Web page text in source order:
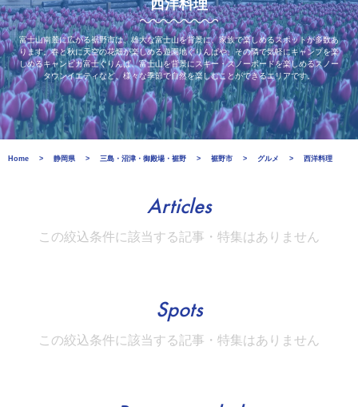
西洋料理
富士山南麓に広がる裾野市は、雄大な富士山を背景に、家族で楽しめるスポットが多数あ
ります。春と秋に天空の花畑が楽しめる遊園地ぐりんぱや、その隣で気軽にキャンプを楽
しめるキャンピカ富士ぐりんぱ、富士山を背景にスキー・スノーボードを楽しめるスノー
タウンイエティなど、様々な季節で自然を楽しむことができるエリアです。
Home 静岡県 三島・沼津・御殿場・裾野 裾野市 グルメ 西洋料理
Articles
この絞込条件に該当する記事・特集はありません
Spots
この絞込条件に該当する記事・特集はありません